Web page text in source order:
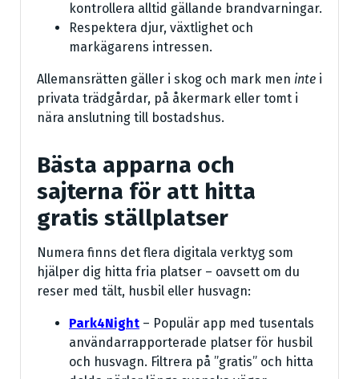
kontrollera alltid gällande brandvarningar.
Respektera djur, växtlighet och
markägarens intressen.
Allemansrätten gäller i skog och mark men inte i
privata trädgårdar, på åkermark eller tomt i
nära anslutning till bostadshus.
Bästa apparna och
sajterna för att hitta
gratis ställplatser
Numera finns det flera digitala verktyg som
hjälper dig hitta fria platser – oavsett om du
reser med tält, husbil eller husvagn:
Park4Night – Populär app med tusentals
användarrapporterade platser för husbil
och husvagn. Filtrera på ”gratis” och hitta